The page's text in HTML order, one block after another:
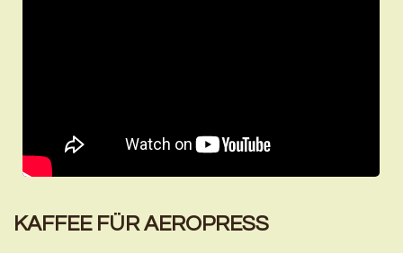
KAFFEE FÜR AEROPRESS